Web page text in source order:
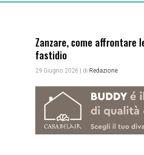
Zanzare, come
fastidio
29 Giugno 2026 | di Redazione